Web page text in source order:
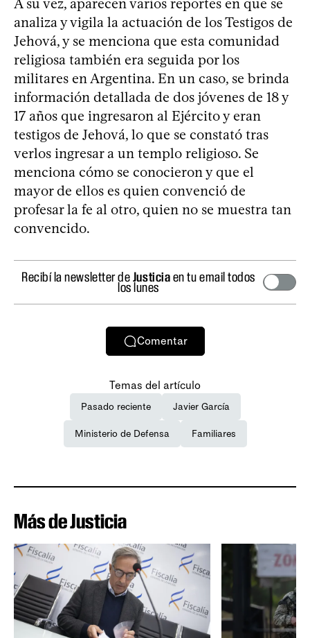
analiza y vigila la actuación de los Testigos de
Jehová, y se menciona que esta comunidad
religiosa también era seguida por los
militares en Argentina. En un caso, se brinda
información detallada de dos jóvenes de 18 y
17 años que ingresaron al Ejército y eran
testigos de Jehová, lo que se constató tras
verlos ingresar a un templo religioso. Se
menciona cómo se conocieron y que el
mayor de ellos es quien convenció de
profesar la fe al otro, quien no se muestra tan
convencido.
Recibí la newsletter deJusticiaen tu email todos
los lunes
Comentar
Temas del artículo
Pasado reciente Javier García
Ministerio de Defensa Familiares
Más de Justicia